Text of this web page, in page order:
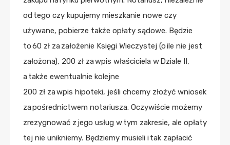
od tego czy kupujemy mieszkanie nowe czy
używane, pobierze także opłaty sądowe. Będzie
to 60 zł za założenie Księgi Wieczystej (o ile nie jest
założona), 200 zł za wpis właściciela w Dziale II,
a także ewentualnie kolejne
200 zł za wpis hipoteki, jeśli chcemy złożyć wniosek
za pośrednictwem notariusza. Oczywiście możemy
zrezygnować z jego usług w tym zakresie, ale opłaty
tej nie unikniemy. Będziemy musieli i tak zapłacić